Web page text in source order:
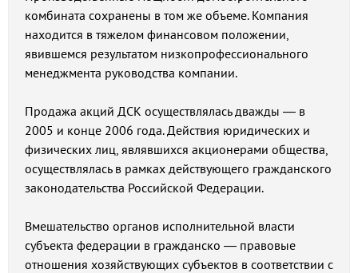
комбината сохранены в том же объеме. Компания
находится в тяжелом финансовом положении,
явившемся результатом низкопрофессионального
менеджмента руководства компании.
Продажа акций ДСК осуществлялась дважды — в
2005 и конце 2006 года. Действия юридических и
физических лиц, являвшихся акционерами общества,
осуществлялась в рамках действующего гражданского
законодательства Российской Федерации.
Вмешательство органов исполнительной власти
субъекта федерации в гражданско — правовые
отношения хозяйствующих субъектов в соответствии с